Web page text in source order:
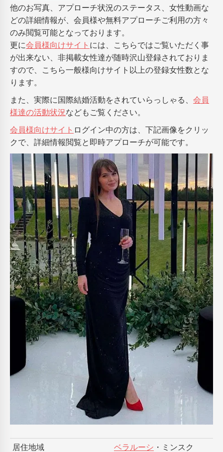
他のお写真、アプローチ状況のステータス、女性動画な
どの詳細情報が、会員様や無料アプローチご利用の方々
のみ閲覧可能となっております。
更に会員様向けサイト には、こちらではご覧いただく事
が出来ない、非掲載女性達が随時沢山登録されておりま
すので、こちら一般様向けサイト以上の登録女性数とな
ります。
また、実際に国際結婚活動をされていらっしゃる、 会員
様達の活動状況などもご覧ください。
会員様向けサイト ログイン中の方は、下記画像をクリッ
クで、詳細情報閲覧と即時アプローチが可能です。
居住地域 ベラルーシ ・ミンスク